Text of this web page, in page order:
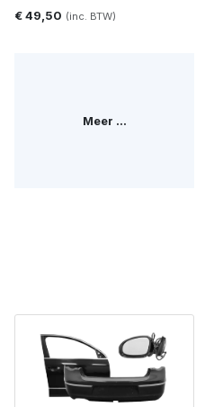
€ 49,50 (inc. BTW)
Meer ...